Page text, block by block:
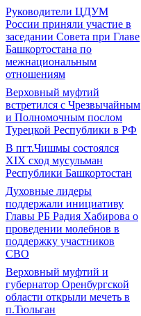
Руководители ЦДУМ
России приняли участие в
заседании Совета при Главе
Башкортостана по
межнациональным
отношениям
Верховный муфтий
встретился с Чрезвычайным
и Полномочным послом
Турецкой Республики в РФ
В пгт.Чишмы состоялся
XIX сход мусульман
Республики Башкортостан
Духовные лидеры
поддержали инициативу
Главы РБ Радия Хабирова о
проведении молебнов в
поддержку участников
СВО
Верховный муфтий и
губернатор Оренбургской
области открыли мечеть в
п.Тюльган